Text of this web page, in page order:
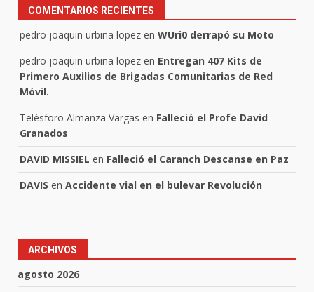
COMENTARIOS RECIENTES
pedro joaquin urbina lopez en WUri0 derrapó su Moto
pedro joaquin urbina lopez en Entregan 407 Kits de
Primero Auxilios de Brigadas Comunitarias de Red
Móvil.
Telésforo Almanza Vargas en Falleció el Profe David
Granados
DAVID MISSIEL en Falleció el Caranch Descanse en Paz
DAVIS en Accidente vial en el bulevar Revolución
ARCHIVOS
agosto 2026